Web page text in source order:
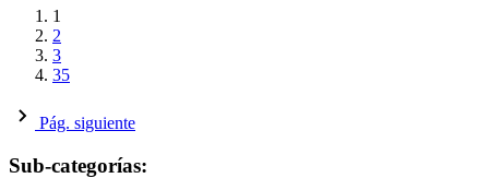
1
2
3
35
Pág. siguiente
Sub-categorías: